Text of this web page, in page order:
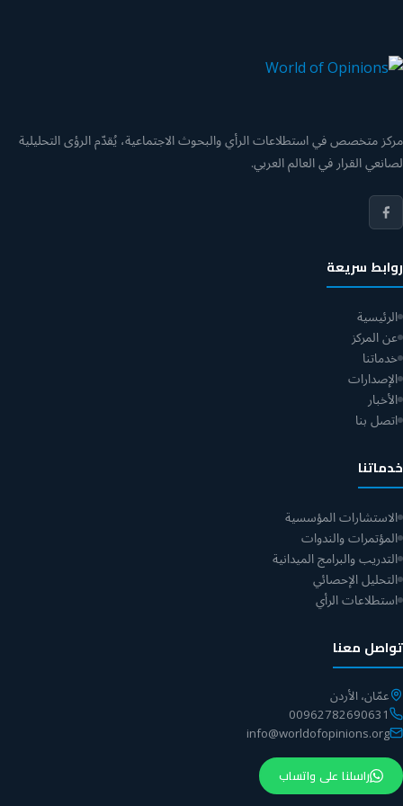
مركز متخصص في استطلاعات الرأي والبحوث الاجتماعية، يُقدّم الرؤى التحليلية
لصانعي القرار في العالم العربي.
روابط سريعة
الرئيسية
عن المركز
خدماتنا
الإصدارات
الأخبار
اتصل بنا
خدماتنا
الاستشارات المؤسسية
المؤتمرات والندوات
التدريب والبرامج الميدانية
التحليل الإحصائي
استطلاعات الرأي
تواصل معنا
عمّان، الأردن
00962782690631
info@worldofopinions.org
راسلنا على واتساب